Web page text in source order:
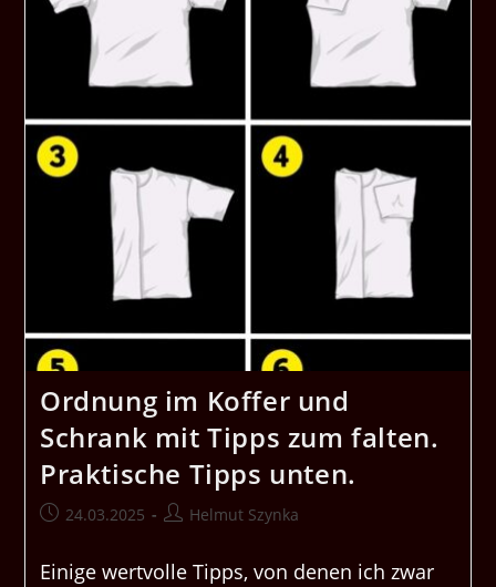
Ordnung im Koffer und
Schrank mit Tipps zum falten.
Praktische Tipps unten.
Beitrag24.03.2025
Beitrags-
Helmut Szynka
Einige wertvolle Tipps, von denen ich zwar